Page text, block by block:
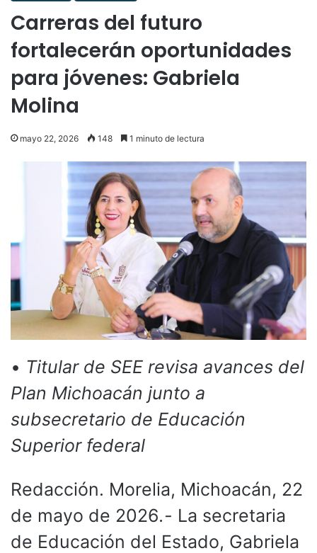
Carreras del futuro
fortalecerán oportunidades
para jóvenes: Gabriela
Molina
mayo 22, 2026 148 1 minuto de lectura
• Titular de SEE revisa avances del
Plan Michoacán junto a
subsecretario de Educación
Superior federal
Redacción. Morelia, Michoacán, 22
de mayo de 2026.- La secretaria
de Educación del Estado, Gabriela